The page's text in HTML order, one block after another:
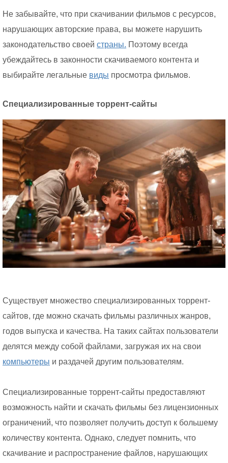
Не забывайте, что при скачивании фильмов с ресурсов,
нарушающих авторские права, вы можете нарушить
законодательство своей страны. Поэтому всегда
убеждайтесь в законности скачиваемого контента и
выбирайте легальные виды просмотра фильмов.
Специализированные торрент-сайты
Существует множество специализированных торрент-
сайтов, где можно скачать фильмы различных жанров,
годов выпуска и качества. На таких сайтах пользователи
делятся между собой файлами, загружая их на свои
компьютеры и раздачей другим пользователям.
Специализированные торрент-сайты предоставляют
возможность найти и скачать фильмы без лицензионных
ограничений, что позволяет получить доступ к большему
количеству контента. Однако, следует помнить, что
скачивание и распространение файлов, нарушающих